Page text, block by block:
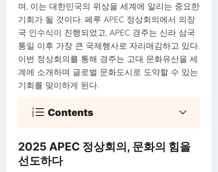
며, 이는 대한민국의 위상을 세계에 알리는 중요한
기회가 될 것이다. 페루 APEC 정상회의에서 의장
국 인수식이 진행되었고, APEC 경주는 신라 삼국
통일 이후 가장 큰 국제행사로 자리매김하고 있다.
이번 정상회의를 통해 경주는 고대 문화유산을 세
계에 소개하며 글로벌 문화도시로 도약할 수 있는
기회를 맞이하게 된다.
Contents
2025 APEC 정상회의, 문화의 힘을
선도하다